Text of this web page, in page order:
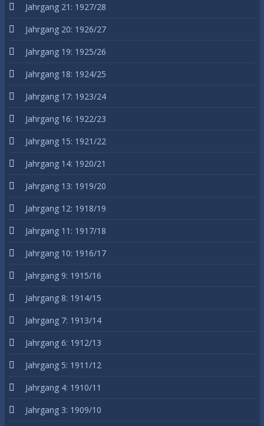
Jahrgang 21: 1927/28
Jahrgang 20: 1926/27
Jahrgang 19: 1925/26
Jahrgang 18: 1924/25
Jahrgang 17: 1923/24
Jahrgang 16: 1922/23
Jahrgang 15: 1921/22
Jahrgang 14: 1920/21
Jahrgang 13: 1919/20
Jahrgang 12: 1918/19
Jahrgang 11: 1917/18
Jahrgang 10: 1916/17
Jahrgang 9: 1915/16
Jahrgang 8: 1914/15
Jahrgang 7: 1913/14
Jahrgang 6: 1912/13
Jahrgang 5: 1911/12
Jahrgang 4: 1910/11
Jahrgang 3: 1909/10